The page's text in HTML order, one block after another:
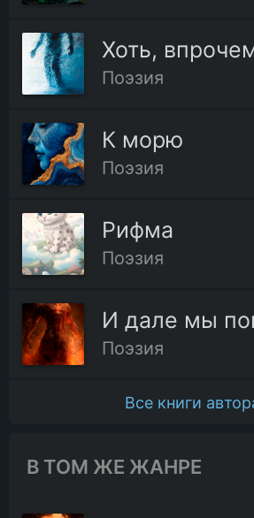
Поэзия
К морю
Поэзия
Рифма
Поэзия
Поэзия
Все книги
В ТОМ ЖЕ ЖАНРЕ